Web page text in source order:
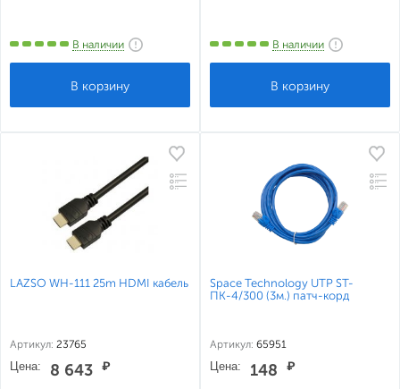
В наличии В наличии
LAZSO WH-111 25m HDMI кабель
Артикул: 23765
Цена: 8 643 ₽
Space Technology UTP ST-
ПК-4/300 (3м.) патч-корд
Артикул: 65951
Цена: 148 ₽